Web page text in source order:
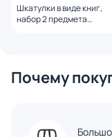
Шкатулки в виде книг,
набор 2 предмета
Почему